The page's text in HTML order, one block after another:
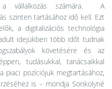
a vállalkozás számára. A
szinten tartásához idő kell. Ezt
a digitalizációs technológia
idejükben több időt tudnak
követésére és az
tudásukkal, tanácsaikkal
piaci pozíciójuk megtartásához,
is – mondja Sonkolyné